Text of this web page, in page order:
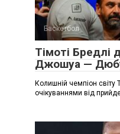
Баскетбол
Тімоті Бредлі
Джошуа —
Колишній чемпіон світу
очікуваннями від